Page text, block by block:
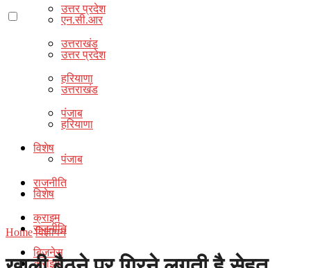
उत्तर प्रदेश
उत्तराखंड
हरियाणा
पंजाब
विशेष
राजनीति
क्राइम
बिज़नेस
एन.सी.आर
उत्तर प्रदेश
उत्तराखंड
हरियाणा
पंजाब
विशेष
राजनीति
क्राइम
Home विज्ञापन